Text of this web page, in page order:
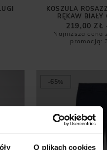
O plikach cookies
KOSZULA
RĘKAW BIAŁY
219,00 ZŁ
Najniższa cena
promocją:
-65%